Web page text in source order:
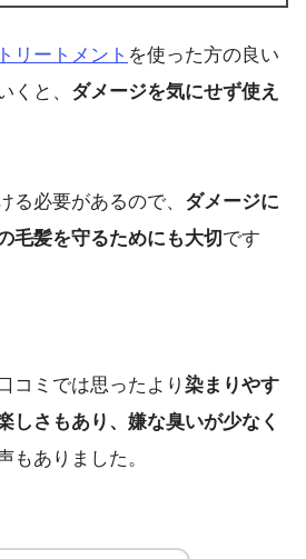
リートメント を使った方の良い
くと、 ダメージを気にせず使え
る必要があるので、 ダメージに
毛髪を守るためにも大切 です
コミでは思ったより 染まりやす
しさもあり、嫌な臭いが少なく
もありました。